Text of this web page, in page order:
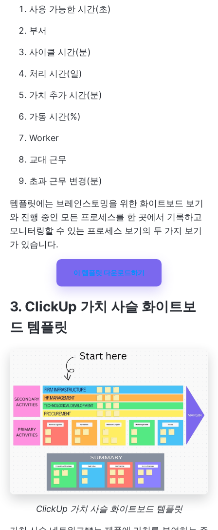
사용 가능한 시간(초)
부서
사이클 시간(분)
처리 시간(일)
가치 추가 시간(분)
가동 시간(%)
Worker
교대 근무
초과 근무 변경(분)
템플릿에는 브레인스토밍을 위한 화이트보드 보기
와 진행 중인 모든 프로세스를 한 곳에서 기록하고
모니터링할 수 있는 프로세스 보기의 두 가지 보기
가 있습니다.
이 템플릿 다운로드하기
3. ClickUp 가치 사슬 화이트보
드 템플릿
ClickUp 가치 사슬 화이트보드 템플릿